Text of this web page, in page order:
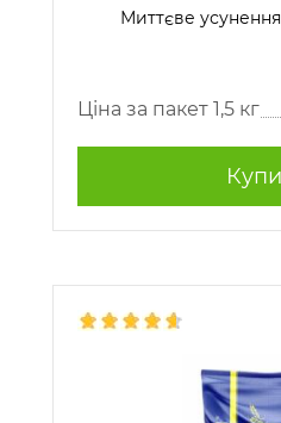
Миттєве
Ціна за пакет 1,5 кг